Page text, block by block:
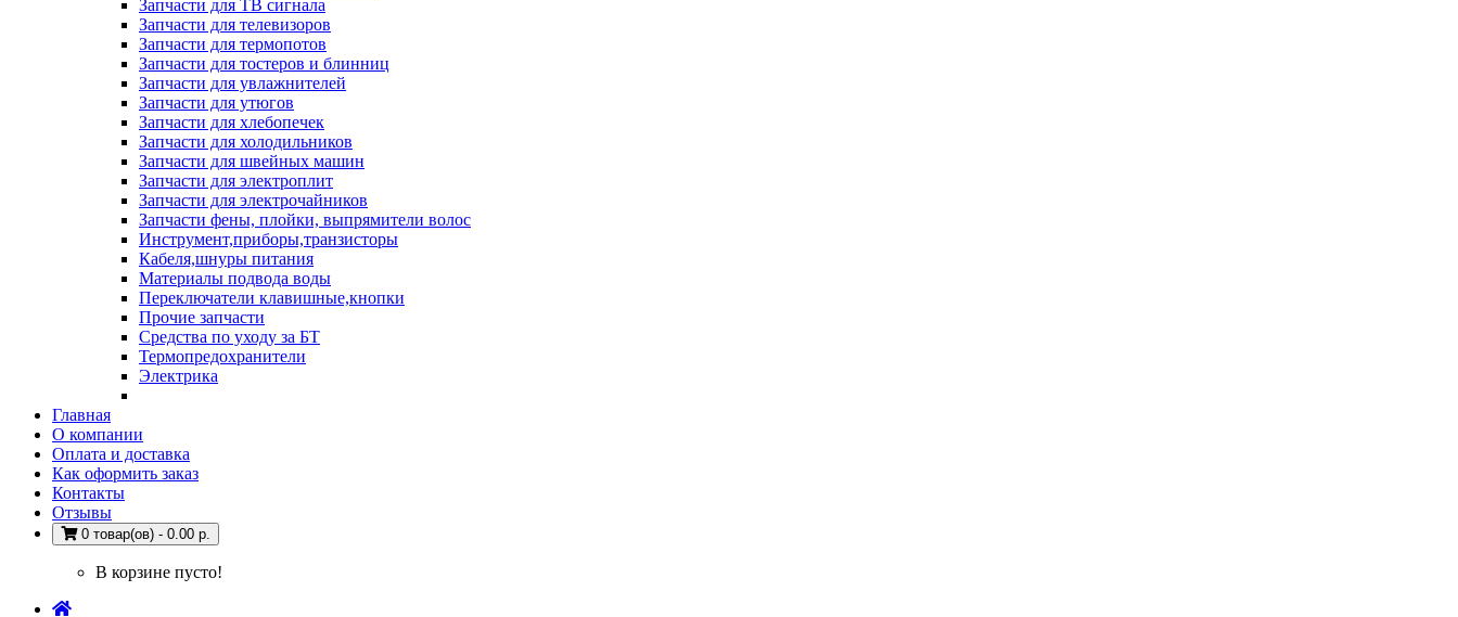
Запчасти для ТВ сигнала
Запчасти для телевизоров
Запчасти для термопотов
Запчасти для тостеров и блинниц
Запчасти для увлажнителей
Запчасти для утюгов
Запчасти для хлебопечек
Запчасти для холодильников
Запчасти для швейных машин
Запчасти для электроплит
Запчасти для электрочайников
Запчасти фены, плойки, выпрямители волос
Инструмент,приборы,транзисторы
Кабеля,шнуры питания
Материалы подвода воды
Переключатели клавишные,кнопки
Прочие запчасти
Средства по уходу за БТ
Термопредохранители
Электрика
Главная
О компании
Оплата и доставка
Как оформить заказ
Контакты
Отзывы
0 товар(ов) - 0.00 р.
В корзине пусто!